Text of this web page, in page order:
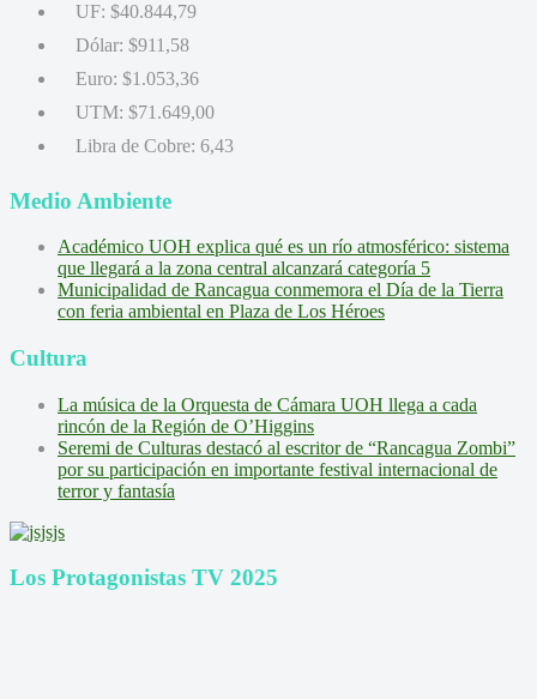
UF: $40.844,79
Dólar: $911,58
Euro: $1.053,36
UTM: $71.649,00
Libra de Cobre: 6,43
Medio Ambiente
Académico UOH explica qué es un río atmosférico: sistema
que llegará a la zona central alcanzará categoría 5
Municipalidad de Rancagua conmemora el Día de la Tierra
con feria ambiental en Plaza de Los Héroes
Cultura
La música de la Orquesta de Cámara UOH llega a cada
rincón de la Región de O’Higgins
Seremi de Culturas destacó al escritor de “Rancagua Zombi”
por su participación en importante festival internacional de
terror y fantasía
Los Protagonistas TV 2025